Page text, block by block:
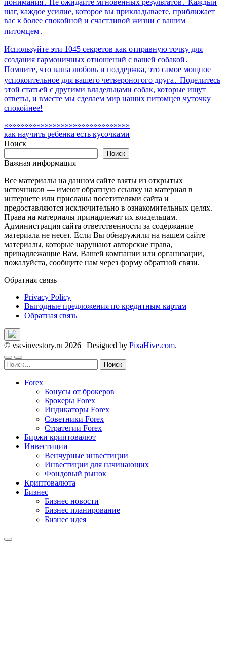
понимания․ Не ожидайте мгновенных результатов․ Каждый
шаг, каждое усилие, которое вы прикладываете, приближает
вас к более спокойной и счастливой жизни с вашим
питомцем․
Используйте эти 1045 секретов как отправную точку для
создания гармоничных отношений с вашей собакой․
Помните, что ваша любовь и поддержка, это самое мощное
успокоительное для вашего четвероногого друга․ Поделитесь
этой статьей с другими владельцами собак, которые ищут
ответы, и вместе мы сделаем мир наших питомцев чуточку
спокойнее!
«»»»»»»»»»»»»»»»»»»»»»»»»»»»»»»
как научить ребенка есть кусочками
Поиск
Поиск
Важная информация
Все материалы на данном сайте взяты из открытых
источников — имеют обратную ссылку на материал в
интернете или присланы посетителями сайта и
предоставляются исключительно в ознакомительных целях.
Права на материалы принадлежат их владельцам.
Администрация сайта ответственности за содержание
материала не несет. Если Вы обнаружили на нашем сайте
материалы, которые нарушают авторские права,
принадлежащие Вам, Вашей компании или организации,
пожалуйста, сообщите нам через форму обратной связи.
Обратная связь
Privacy Policy
Выгодные предложения по кредитным картам
Обратная связь
© vse-investory.ru 2026 | Designed by PixaHive.com.
Найти:
Forex
Бонусы от брокеров
Брокеры Forex
Индикаторы Forex
Советники Forex
Стратегии Forex
Биржи криптовалют
Инвестиции
Венчурные инвестиции
Инвестиции для начинающих
Фондовый рынок
Криптовалюта
Бизнес
Бизнес новости
Бизнес планирование
Бизнес идея